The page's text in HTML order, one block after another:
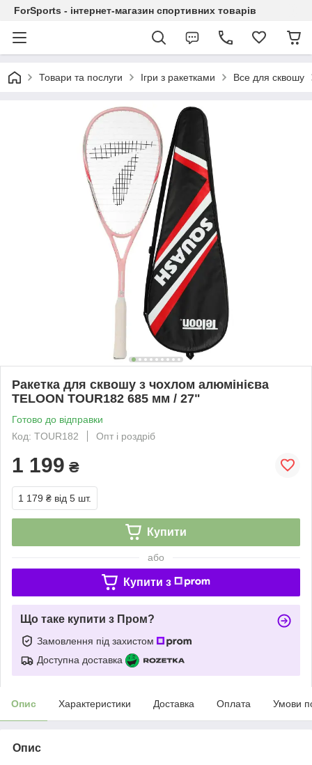
ForSports - інтернет-магазин спортивних товарів
Товари та послуги Ігри з ракетками Все для сквошу
Ракетка для сквошу з чохлом алюмінієва
TELOON TOUR182 685 мм / 27"
Готово до відправки
Код: TOUR182
Опт і роздріб
1 199 ₴
1 179 ₴ від 5 шт.
Купити
або
Купити з
Що таке купити з Пром?
Замовлення під захистом
Доступна доставка
Опис Характеристики Доставка Оплата Умови
Опис